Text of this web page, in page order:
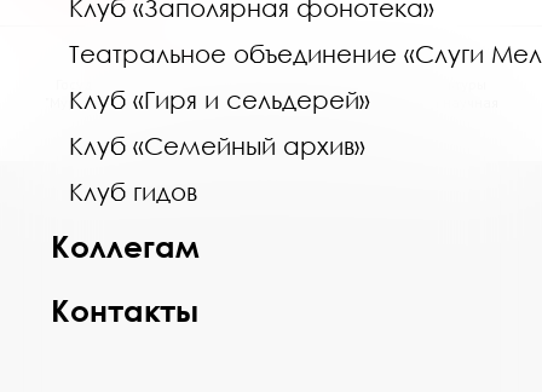
Клуб «Заполярная фонотека»
Театральное объединение «Слуги
Клуб «Гиря и сельдерей»
Клуб «Семейный архив»
Клуб гидов
Коллегам
Контакты
"Мурманская государственная областная универсальная научная